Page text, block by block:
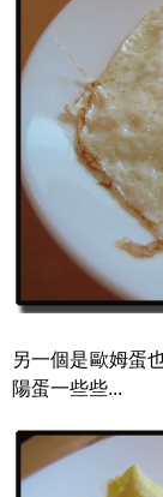
另一個是歐姆蛋
陽蛋一些些...